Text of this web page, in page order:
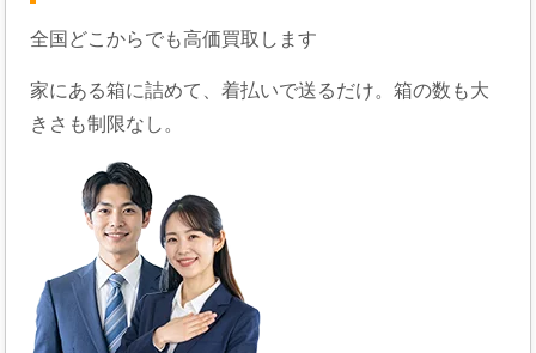
全国どこからでも高価買取します
家にある箱に詰めて、着払いで送るだけ。箱の数も大
きさも制限なし。